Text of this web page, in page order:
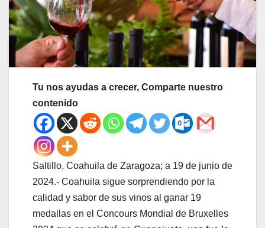
Tu nos ayudas a crecer, Comparte nuestro
contenido
Saltillo, Coahuila de Zaragoza; a 19 de junio de
2024.- Coahuila sigue sorprendiendo por la
calidad y sabor de sus vinos al ganar 19
medallas en el Concours Mondial de Bruxelles